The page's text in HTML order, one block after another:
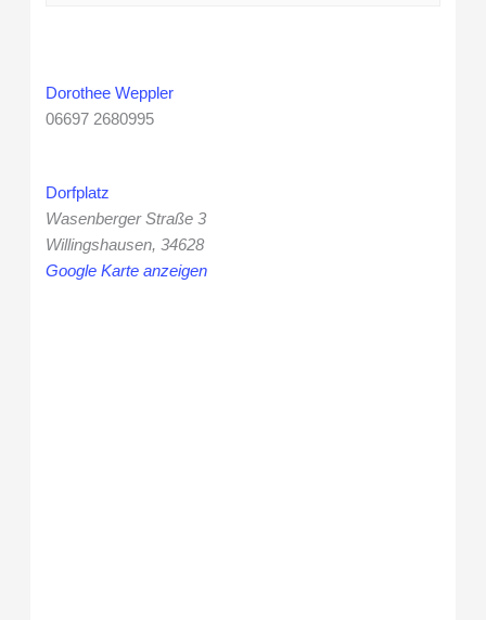
Dorothee Weppler
06697 2680995
Dorfplatz
Wasenberger Straße 3
Willingshausen, 34628
Google Karte anzeigen